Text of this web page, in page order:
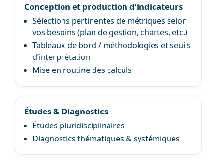
Conception et production d’indicateurs
Sélections pertinentes de métriques selon
vos besoins (plan de gestion, chartes, etc.)
Tableaux de bord / méthodologies et seuils
d’interprétation
Mise en routine des calculs
Études & Diagnostics
Études pluridisciplinaires
Diagnostics thématiques & systémiques